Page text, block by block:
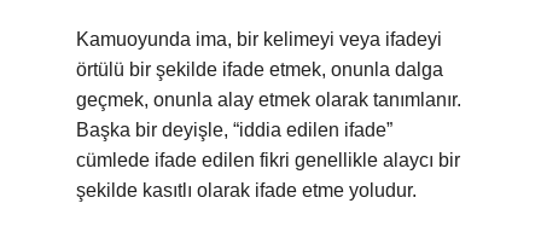
Kamuoyunda ima, bir kelimeyi veya ifadeyi
örtülü bir şekilde ifade etmek, onunla dalga
geçmek, onunla alay etmek olarak tanımlanır.
Başka bir deyişle, “iddia edilen ifade”
cümlede ifade edilen fikri genellikle alaycı bir
şekilde kasıtlı olarak ifade etme yoludur.